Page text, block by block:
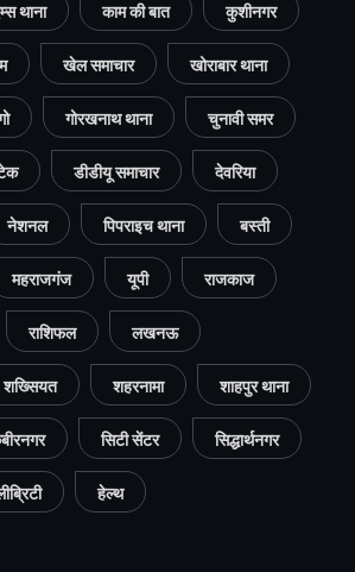
थाना काम की बात कुशीनगर
खेल समाचार खोराबार थाना
गोरखनाथ थाना चुनावी समर
डीडीयू समाचार देवरिया
नेशनल पिपराइच थाना बस्ती
महराजगंज यूपी राजकाज
राशिफल लखनऊ
शख्सियत शहरनामा शाहपुर थाना
सिटी सेंटर सिद्धार्थनगर
हेल्थ